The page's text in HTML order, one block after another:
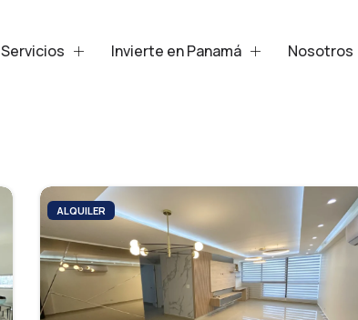
Servicios Invierte en Panamá Nosotros
ALQUILER